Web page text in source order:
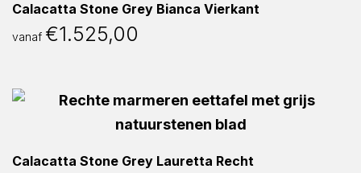
Calacatta Stone Grey Bianca Vierkant
vanaf €1.525,00
Calacatta Stone Grey Lauretta Recht